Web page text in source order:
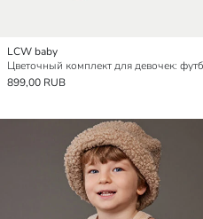
LCW baby
899,00 RUB